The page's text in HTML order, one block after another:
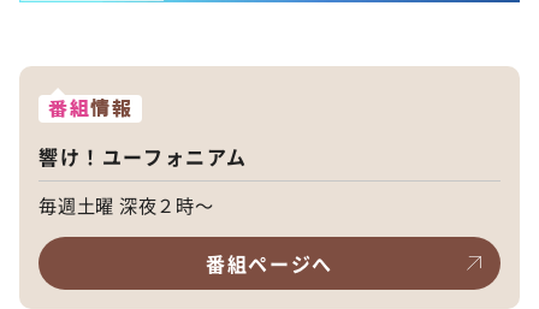
番組情報
響け！ユーフォニアム
毎週土曜 深夜２時～
番組ページへ